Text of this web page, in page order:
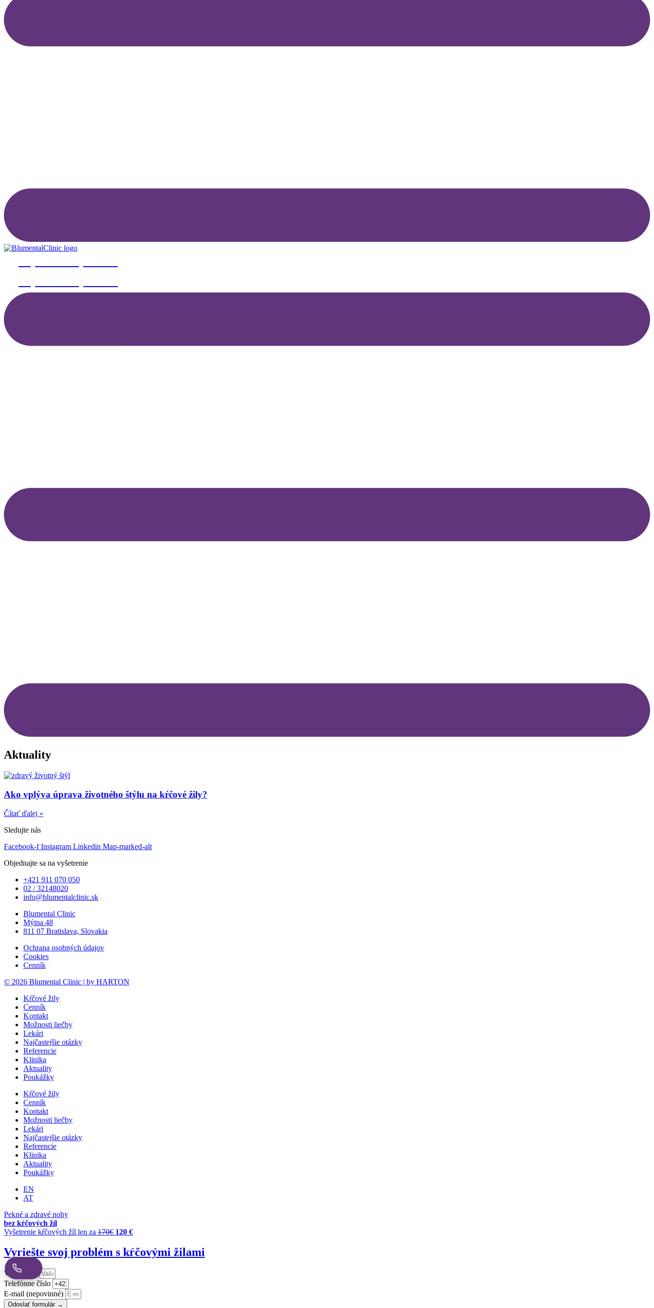
Aktuality
Ako vplýva úprava životného štýlu na kŕčové žily?
Čítať ďalej »
Sledujte nás
Facebook-f Instagram Linkedin Map-marked-alt
Objednajte sa na vyšetrenie
+421 911 070 050
02 / 32148020
info@blumentalclinic.sk
Blumental Clinic
Mýtna 48
811 07 Bratislava, Slovakia
Ochrana osobných údajov
Cookies
Cenník
© 2026 Blumental Clinic | by HARTON
Kŕčové žily
Cenník
Kontakt
Možnosti liečby
Lekári
Najčastejšie otázky
Referencie
Klinika
Aktuality
Poukážky
Kŕčové žily
Cenník
Kontakt
Možnosti liečby
Lekári
Najčastejšie otázky
Referencie
Klinika
Aktuality
Poukážky
EN
AT
Pekné a zdravé nohy
bez kŕčových žíl
Vyšetrenie kŕčových žíl len za 170€ 120 €
Vyriešte svoj problém s kŕčovými žilami
Vaše meno
Telefónne číslo
E-mail (nepovinné)
Odoslať formulár →